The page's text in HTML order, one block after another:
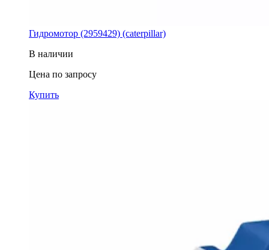
Гидромотор (2959429) (caterpillar)
В наличии
Цена по запросу
Купить